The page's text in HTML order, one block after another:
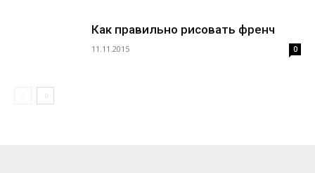
Как правильно рисовать френч
11.11.2015 0